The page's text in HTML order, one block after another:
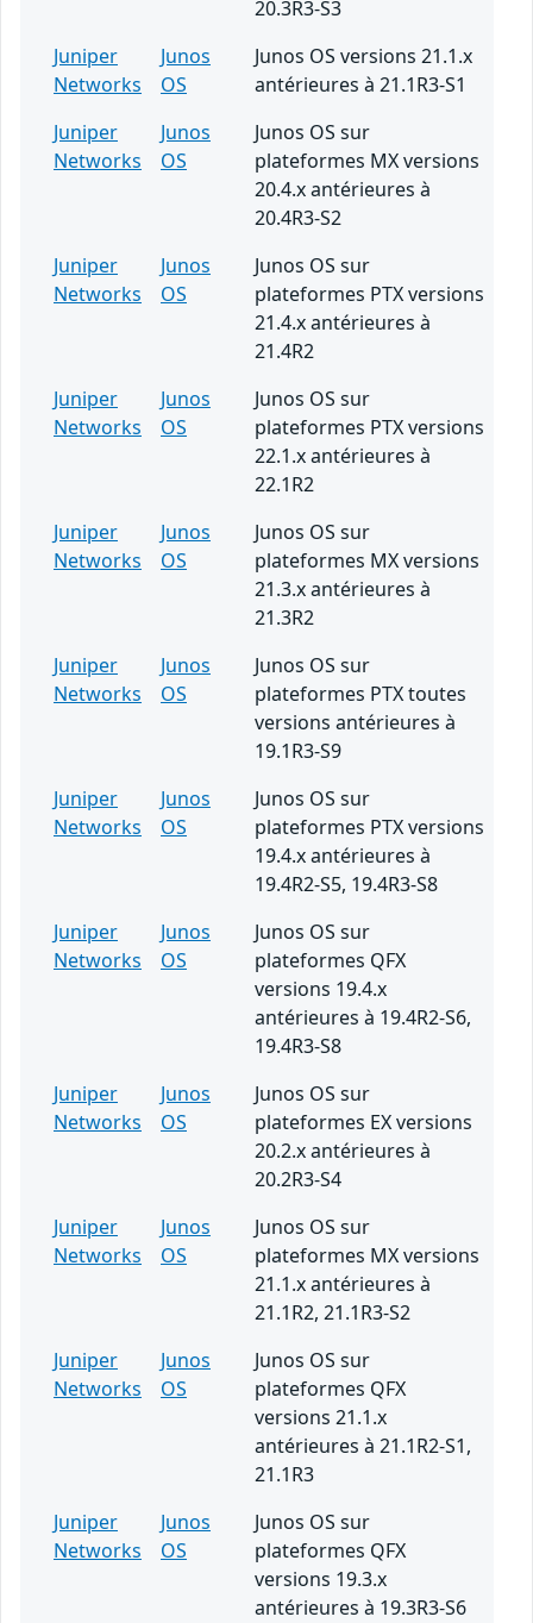
20.3R3-S3
Juniper
Networks
Junos
OS
Junos OS versions 21.1.x
antérieures à 21.1R3-S1
Juniper
Networks
Junos
OS
Junos OS sur
plateformes MX versions
20.4.x antérieures à
20.4R3-S2
Juniper
Networks
Junos
OS
Junos OS sur
plateformes PTX versions
21.4.x antérieures à
21.4R2
Juniper
Networks
Junos
OS
Junos OS sur
plateformes PTX versions
22.1.x antérieures à
22.1R2
Juniper
Networks
Junos
OS
Junos OS sur
plateformes MX versions
21.3.x antérieures à
21.3R2
Juniper
Networks
Junos
OS
Junos OS sur
plateformes PTX toutes
versions antérieures à
19.1R3-S9
Juniper
Networks
Junos
OS
Junos OS sur
plateformes PTX versions
19.4.x antérieures à
19.4R2-S5, 19.4R3-S8
Juniper
Networks
Junos
OS
Junos OS sur
plateformes QFX
versions 19.4.x
antérieures à 19.4R2-S6,
19.4R3-S8
Juniper
Networks
Junos
OS
Junos OS sur
plateformes EX versions
20.2.x antérieures à
20.2R3-S4
Juniper
Networks
Junos
OS
Junos OS sur
plateformes MX versions
21.1.x antérieures à
21.1R2, 21.1R3-S2
Juniper
Networks
Junos
OS
Junos OS sur
plateformes QFX
versions 21.1.x
antérieures à 21.1R2-S1,
21.1R3
Juniper
Networks
Junos
OS
Junos OS sur
plateformes QFX
versions 19.3.x
antérieures à 19.3R3-S6